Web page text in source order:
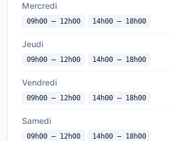
Mercredi
09h00 — 12h00 14h00 — 18h00
Jeudi
09h00 — 12h00 14h00 — 18h00
Vendredi
09h00 — 12h00 14h00 — 18h00
Samedi
09h00 — 12h00 14h00 — 18h00